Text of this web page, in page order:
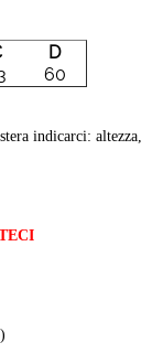
D
60
indicarci: altezza,